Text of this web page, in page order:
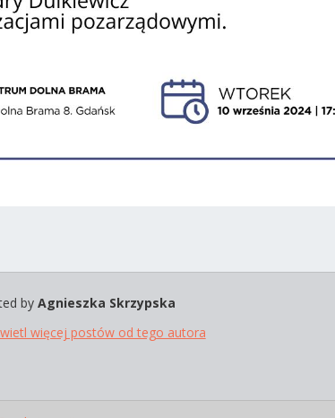
by Agnieszka Skrzypska
więcej postów od tego autora